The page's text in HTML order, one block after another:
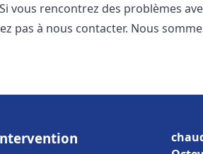
vous rencontrez des problèmes
pas à nous contacter. Nous